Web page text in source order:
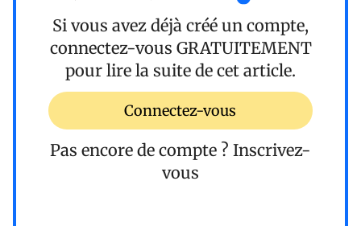
Si vous avez déjà créé un compte,
connectez-vous GRATUITEMENT
pour lire la suite de cet article.
Connectez-vous
Pas encore de compte ? Inscrivez-
vous